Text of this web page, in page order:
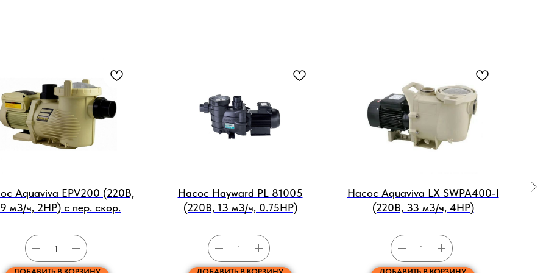
Aquaviva EPV200 (220В,
м3/ч, 2HP) с пер. скор.
Насос Hayward PL 81005
(220В, 13 м3/ч, 0.75HP)
Насос Aquaviva LX SWPA400-I
(220В, 33 м3/ч, 4HP)